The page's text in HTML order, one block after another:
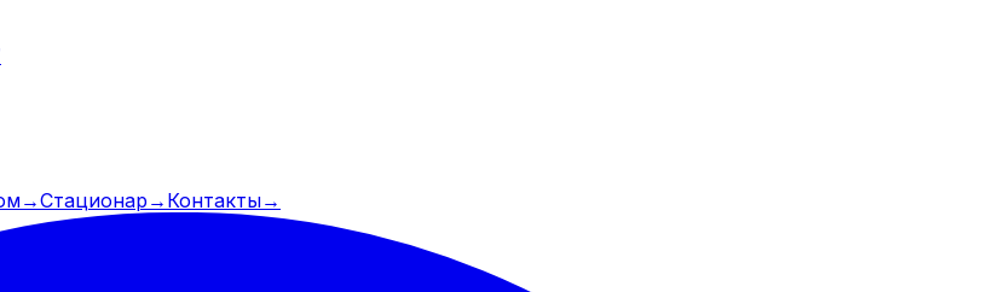
→Стационар → Контакты→